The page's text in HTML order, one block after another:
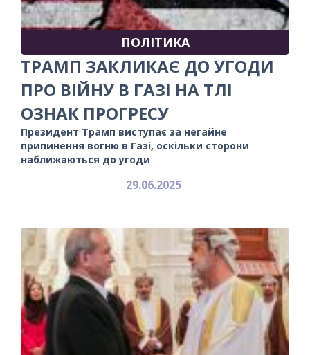
ПОЛІТИКА
ТРАМП ЗАКЛИКАЄ ДО УГОДИ
ПРО ВІЙНУ В ГАЗІ НА ТЛІ
ОЗНАК ПРОГРЕСУ
Президент Трамп виступає за негайне
припинення вогню в Газі, оскільки сторони
наближаються до угоди
29.06.2025